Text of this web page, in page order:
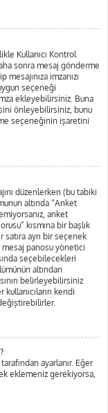
Kullanıcı Kontrol
sonra mesaj gönderme
imzanızı
seçeneği
ekleyebilirsiniz. Buna
önleyebilirsiniz, bunu
seçeneğinin işaretini
düzenlerken (bu tabiki
altında “Anket
anket
kısmına bir başlık
ayrı bir seçenek
mesaj panosu yönetici
seçebilecekleri
altından
belirleyebilirsiniz
kullanıcıların kendi
ayarlanır. Eğer
eklemeniz gerekiyorsa,